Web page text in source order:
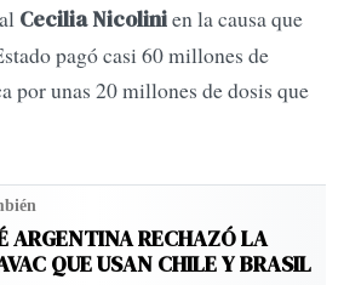
Cecilia Nicolinien la causa que
pagó casi 60 millones de
por unas 20 millones de dosis que
ARGENTINA RECHAZÓ LA
QUE USAN CHILE Y BRASIL